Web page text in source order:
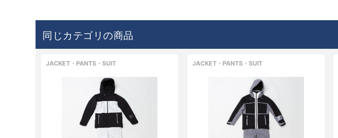
同じカテゴリの商品
JACKET・PANTS・SUIT JACKET・PANTS・SUIT